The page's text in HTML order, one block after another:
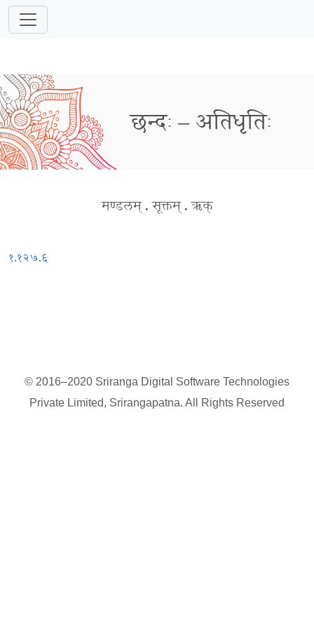
छन्दः – अतिधृतिः
मण्डलम् . सूक्तम् . ऋक्
१.१२७.६
© 2016–2020 Sriranga Digital Software Technologies
Private Limited, Srirangapatna. All Rights Reserved